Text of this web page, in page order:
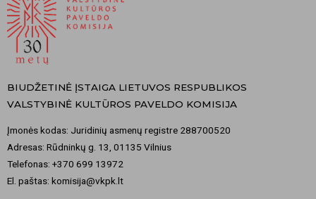
BIUDŽETINĖ ĮSTAIGA LIETUVOS RESPUBLIKOS
VALSTYBINĖ KULTŪROS PAVELDO KOMISIJA
Įmonės kodas: Juridinių asmenų registre 288700520
Adresas: Rūdninkų g. 13, 01135 Vilnius
Telefonas: +370 699 13972
El. paštas: komisija@vkpk.lt